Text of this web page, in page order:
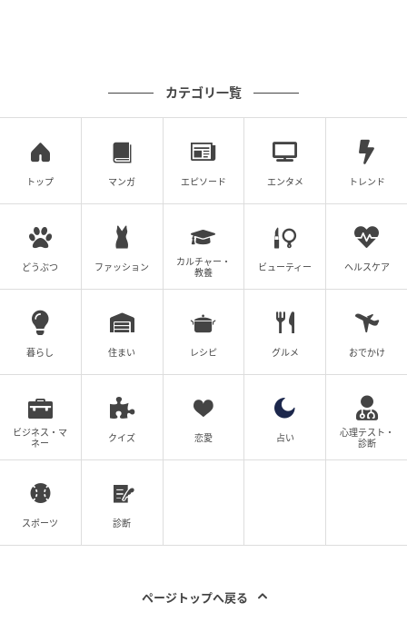
カテゴリ一覧
トップ マンガ エピソード エンタメ トレンド
どうぶつ ファッション
カルチャー・
教養
ビューティー ヘルスケア
暮らし 住まい レシピ グルメ おでかけ
ビジネス・マ
ネー
クイズ 恋愛 占い
心理テスト・
診断
スポーツ 診断
ページトップへ戻る